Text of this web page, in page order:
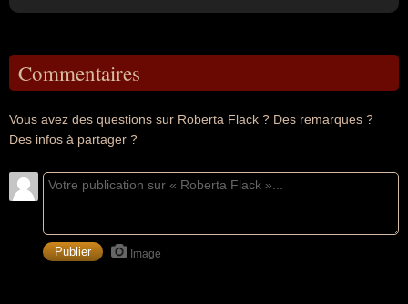
Commentaires
Vous avez des questions sur Roberta Flack ? Des remarques ?
Des infos à partager ?
Image